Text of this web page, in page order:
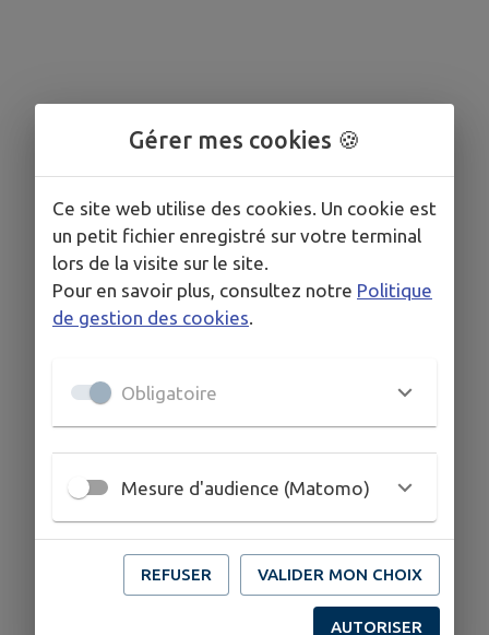
Gérer mes cookies 🍪
Ce site web utilise des cookies. Un cookie est
un petit fichier enregistré sur votre terminal
lors de la visite sur le site.
Pour en savoir plus, consultez notre Politique
de gestion des cookies.
Obligatoire
Mesure d'audience (Matomo)
REFUSER VALIDER MON CHOIX
AUTORISER